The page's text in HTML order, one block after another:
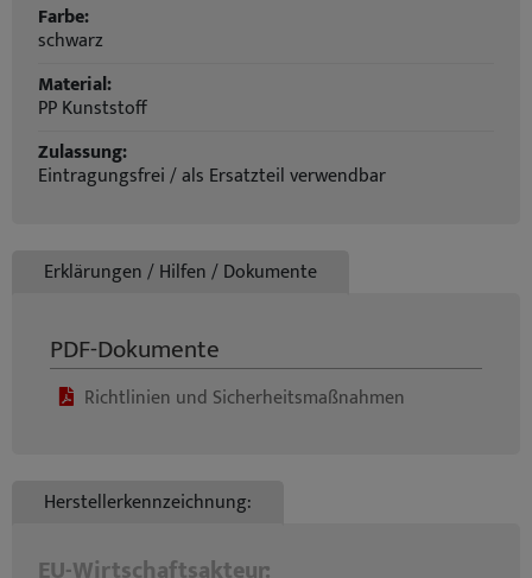
Farbe:
schwarz
Material:
PP Kunststoff
Zulassung:
Eintragungsfrei / als Ersatzteil verwendbar
Erklärungen / Hilfen / Dokumente
PDF-Dokumente
Richtlinien und Sicherheitsmaßnahmen
Herstellerkennzeichnung: